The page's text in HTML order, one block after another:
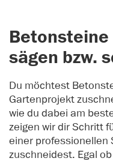
sägen bzw.
Du möchtest
Gartenprojekt
wie du dabei am
zeigen wir dir Schritt
einer professionellen
zuschneidest. Egal